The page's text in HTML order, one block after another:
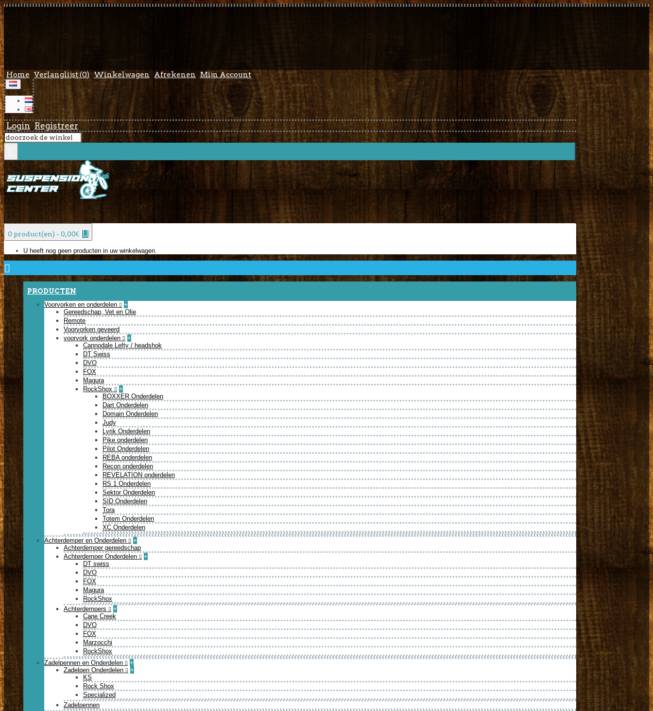
Home Verlanglijst (0) Winkelwagen Afrekenen Mijn Account
Login Registreer
0 product(en) - 0,00€
U heeft nog geen producten in uw winkelwagen.
PRODUCTEN
Voorvorken en onderdelen
+
Gereedschap, Vet en Olie
Remote
Voorvorken geveerd
voorvork onderdelen
+
Cannodale Lefty / headshok
DT Swiss
DVO
FOX
Magura
RockShox
+
BOXXER Onderdelen
Dart Onderdelen
Domain Onderdelen
Judy
Lyrik Onderdelen
Pike onderdelen
Pilot Onderdelen
REBA onderdelen
Recon onderdelen
REVELATION onderdelen
RS 1 Onderdelen
Sektor Onderdelen
SID Onderdelen
Tora
Totem Onderdelen
XC Onderdelen
Achterdemper en Onderdelen
+
Achterdemper gereedschap
Achterdemper Onderdelen
+
DT swiss
DVO
FOX
Magura
RockShox
Achterdempers
+
Cane Creek
DVO
FOX
Marzocchi
RockShox
Zadelpennen en Onderdelen
+
Zadelpen Onderdelen
+
KS
Rock Shox
Specialized
Zadelpennen